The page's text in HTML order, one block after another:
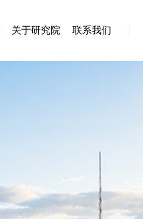
关于研究院 联系我们